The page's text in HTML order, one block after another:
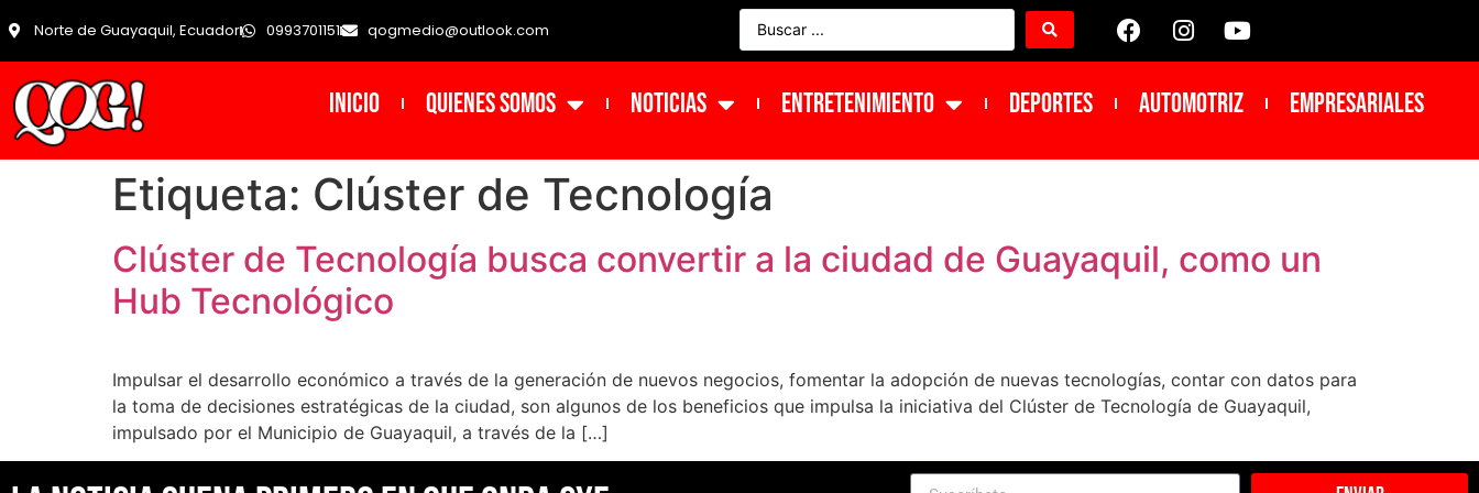
Norte de Guayaquil, Ecuador 0993701151 qogmedio@outlook.com
INICIO Quienes Somos NOTICIAS ENTRETENIMIENTO DEPORTES Automotriz Empresariales
Etiqueta: Clúster de Tecnología
Clúster de Tecnología busca convertir a la ciudad de Guayaquil, como un
Hub Tecnológico
Impulsar el desarrollo económico a través de la generación de nuevos negocios, fomentar la adopción de nuevas tecnologías, contar con datos para
la toma de decisiones estratégicas de la ciudad, son algunos de los beneficios que impulsa la iniciativa del Clúster de Tecnología de Guayaquil,
impulsado por el Municipio de Guayaquil, a través de la […]